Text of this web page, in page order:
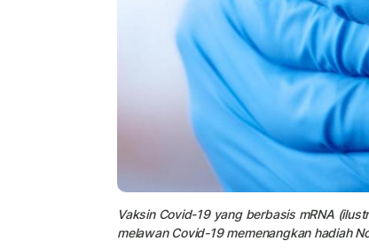
Vaksin Covid-19 yang berbasis mRNA
melawan Covid-19 memenangkan hadiah